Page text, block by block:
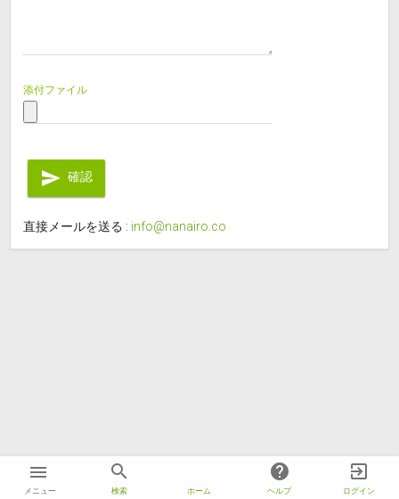
menu
メニュー
search
検索 ホーム
help
ヘルプ
exit_to_app
ログイン
添付ファイル
send 確認
直接メールを送る : info@nanairo.co